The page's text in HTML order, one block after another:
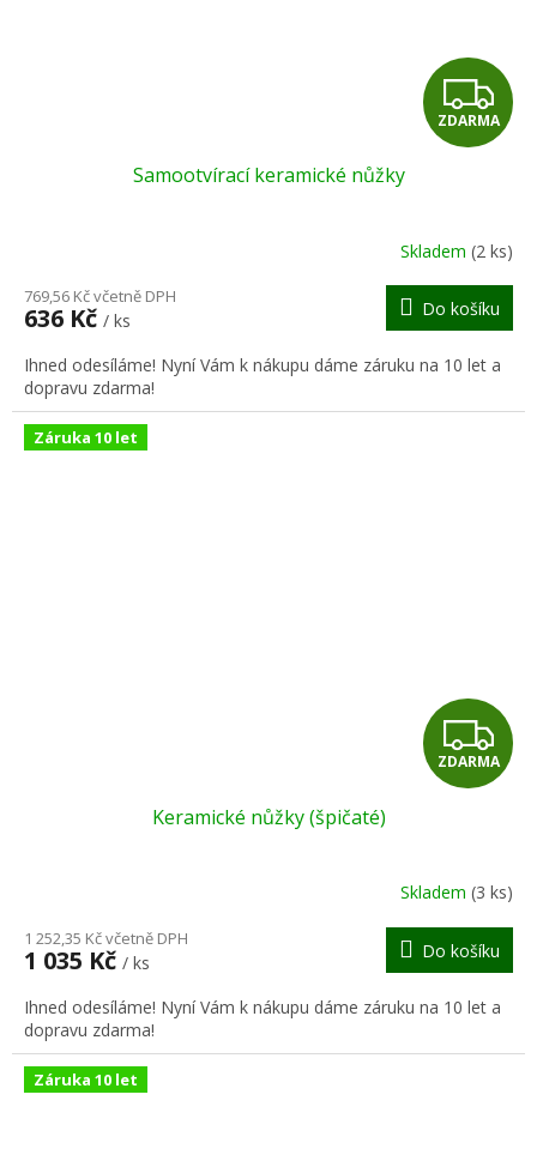
Z
D
R
M
A
ZDARMA
Samootvírací keramické nůžky
Skladem (2 ks)
769,56 Kč včetně DPH
636 Kč / ks
Do košíku
Ihned odesíláme! Nyní Vám k nákupu dáme záruku na 10 let a
dopravu zdarma!
Záruka 10 let
Z
D
R
M
A
ZDARMA
Keramické nůžky (špičaté)
Skladem (3 ks)
1 252,35 Kč včetně DPH
1 035 Kč / ks
Do košíku
Ihned odesíláme! Nyní Vám k nákupu dáme záruku na 10 let a
dopravu zdarma!
Záruka 10 let